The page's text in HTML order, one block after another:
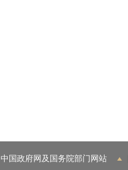
中国政府网及国务院部门网站